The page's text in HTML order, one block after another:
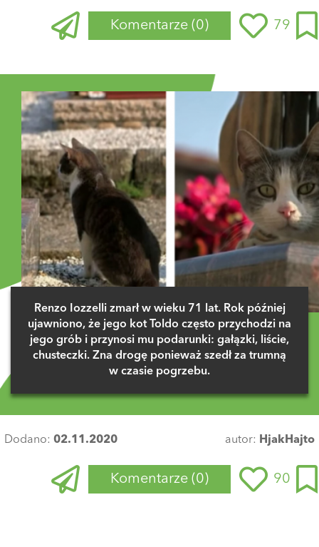
Komentarze (0) 79
Renzo Iozzelli zmarł w wieku 71 lat. Rok później
ujawniono, że jego kot Toldo często przychodzi na
jego grób i przynosi mu podarunki: gałązki, liście,
chusteczki. Zna drogę ponieważ szedł za trumną
w czasie pogrzebu.
Dodano: 02.11.2020 autor: HjakHajto
Komentarze (0) 90